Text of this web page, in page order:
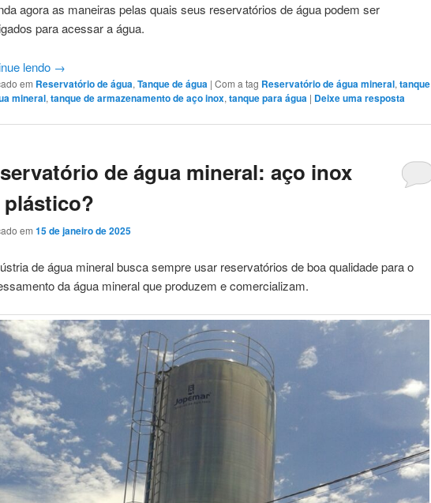
agora as maneiras pelas quais seus reservatórios de água podem ser
para acessar a água.
lendo →
em Reservatório de água, Tanque de água | Com a tag Reservatório de água mineral, tanque
mineral, tanque de armazenamento de aço inox, tanque para água | Deixe uma resposta
de água mineral: aço inox
em 15 de janeiro de 2025
de água mineral busca sempre usar reservatórios de boa qualidade para o
da água mineral que produzem e comercializam.